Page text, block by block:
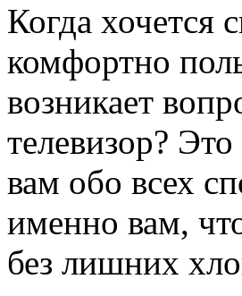
Когда хочется
комфортно
возникает
телевизор?
вам обо всех
именно вам,
без лишних